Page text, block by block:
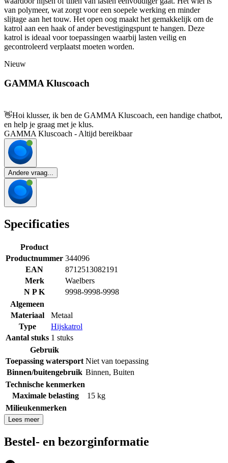
van polymeer, wat zorgt voor een soepele werking en minder
slijtage aan het touw. Het open oog maakt het gemakkelijk om de
katrol aan een haak of ander bevestigingspunt te hangen. Deze
katrol is ideaal voor toepassingen waarbij lasten veilig en
gecontroleerd verplaatst moeten worden.
Nieuw
GAMMA Kluscoach
👋Hoi klusser, ik ben de GAMMA Kluscoach, een handige chatbot,
en help je graag met je klus.
GAMMA Kluscoach - Altijd bereikbaar
Andere vraag...
Specificaties
Product
Productnummer 344096
EAN
8712513082191
Merk
Waelbers
N P K
9998-9998-9998
Algemeen
Materiaal
Metaal
Type
Hijskatrol
Aantal stuks 1 stuks
Gebruik
Toepassing watersport Niet van toepassing
Binnen/buitengebruik Binnen, Buiten
Technische kenmerken
Maximale belasting
15 kg
Milieukenmerken
Lees meer
Bestel- en bezorginformatie